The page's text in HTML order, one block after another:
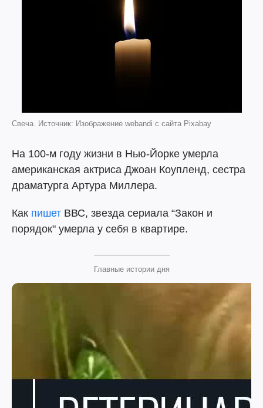
Свеча. Источник: Изображение webandi с сайта Pixabay
На 100-м году жизни в Нью-Йорке умерла
американская актриса Джоан Коупленд, сестра
драматурга Артура Миллера.
Как пишет ВВС, звезда сериала “Закон и
порядок" умерла у себя в квартире.
Главные истории дня